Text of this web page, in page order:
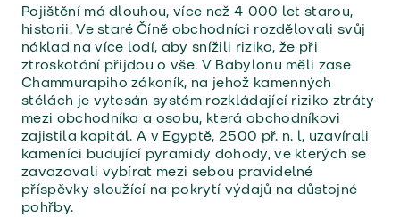
Pojištění má dlouhou, více než 4 000 let starou,
historii. Ve staré Číně obchodníci rozdělovali svůj
náklad na více lodí, aby snížili riziko, že při
ztroskotání přijdou o vše. V Babylonu měli zase
Chammurapiho zákoník, na jehož kamenných
stélách je vytesán systém rozkládající riziko ztráty
mezi obchodníka a osobu, která obchodníkovi
zajistila kapitál. A v Egyptě, 2500 př. n. l, uzavírali
kameníci budující pyramidy dohody, ve kterých se
zavazovali vybírat mezi sebou pravidelné
příspěvky sloužící na pokrytí výdajů na důstojné
pohřby.